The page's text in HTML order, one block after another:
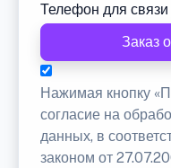
Телефон для связи
Заказ
Нажимая кнопку
согласие на
данных, в
законом от